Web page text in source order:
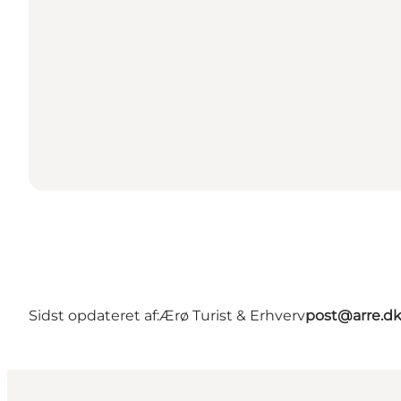
Sidst opdateret af:Ærø Turist & Erhvervpost@arre.dk